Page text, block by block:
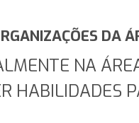
DA
NA
HABILIDADES